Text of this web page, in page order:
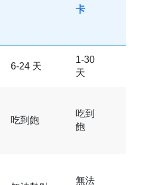
卡
6-24 天
1-30
天
吃到飽
吃到
飽
無法